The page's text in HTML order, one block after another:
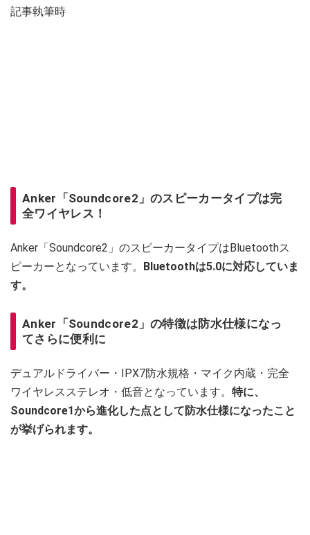
記事執筆時
Anker「Soundcore2」のスピーカータイプは完
全ワイヤレス！
Anker「Soundcore2」のスピーカータイプはBluetoothス
ピーカーとなっています。 Bluetoothは5.0に対応していま
す。
Anker「Soundcore2」の特徴は防水仕様になっ
てさらに便利に
デュアルドライバー・IPX7防水規格・マイク内蔵・完全
ワイヤレスステレオ・低音となっています。 特に、
Soundcore1から進化した点として防水仕様になったこと
が挙げられます。